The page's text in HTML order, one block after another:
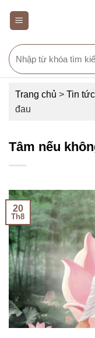
Search
for:
Trang chủ > Tin tức
đau
Tâm nếu
20
Th8